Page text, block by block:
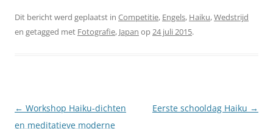
Dit bericht werd geplaatst in Competitie, Engels, Haiku,Wedstrijd
en getagged met Fotografie, Japan op24 juli 2015.
Berichtnavigatie
← Workshop Haiku-dichten
en meditatieve moderne
Eerste schooldag Haiku →